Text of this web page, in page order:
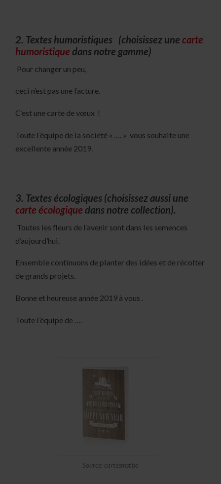
2. Textes humoristiques (choisissez unecarte
humoristiquedans notre gamme)
Pour changer un peu,
ceci n’est pas une facture.
C’est une carte de vœux !
Toute l’équipe de la société « …. » vous souhaite une
excellente année 2019.
3. Textes écologiques (choisissez aussi une
carte écologique dans notre collection).
Toutes les fleurs de l’avenir sont dans les semences
d’aujourd’hui.
Ensemble continuons de planter des idées et de récolter
de grands projets.
Bonne et heureuse année 2019 à vous .
Toute l’équipe de ….
Source: cartesmsf.be